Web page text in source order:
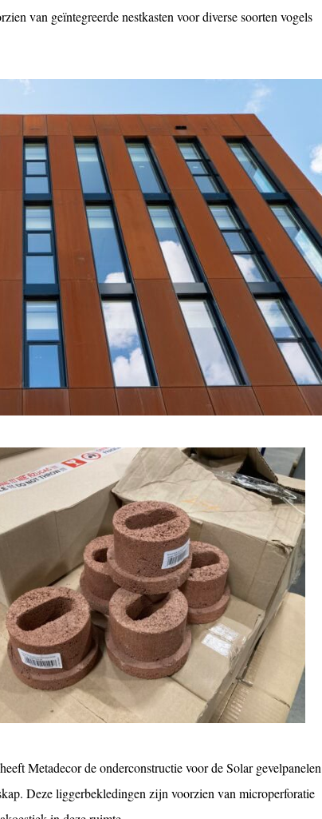
van geïntegreerde nestkasten voor diverse soorten vogels
Metadecor de onderconstructie voor de Solar gevelpanelen
Deze liggerbekledingen zijn voorzien van microperforatie